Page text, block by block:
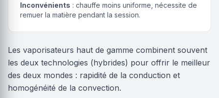
Inconvénients : chauffe moins uniforme, nécessite de
remuer la matière pendant la session.
Les vaporisateurs haut de gamme combinent souvent
les deux technologies (hybrides) pour offrir le meilleur
des deux mondes : rapidité de la conduction et
homogénéité de la convection.